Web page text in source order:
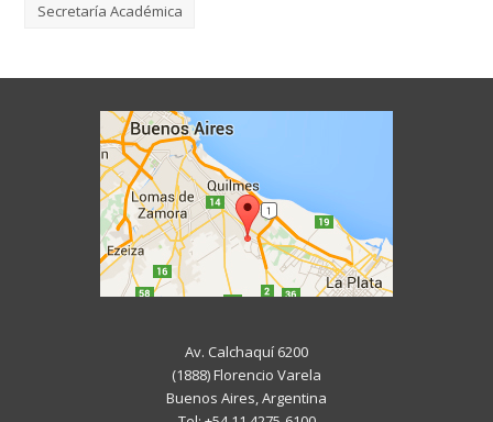
Secretaría Académica
Av. Calchaquí 6200
(1888) Florencio Varela
Buenos Aires, Argentina